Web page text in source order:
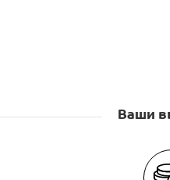
Ваши